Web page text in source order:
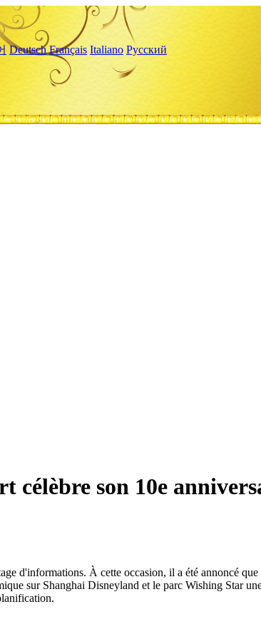
Deutsch Français Italiano Русский
son 10e
d'informations. À cette occasion, il a été annoncé
sur Shanghai Disneyland et le parc Wishing Star